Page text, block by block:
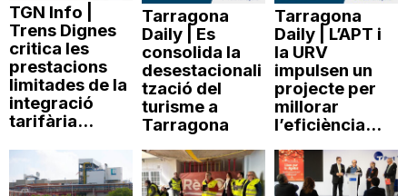
TGN Info |
Trens Dignes
critica les
prestacions
limitades de la
integració
tarifària...
Tarragona
Daily | Es
consolida la
desestacionali
tzació del
turisme a
Tarragona
Tarragona
Daily | L’APT i
la URV
impulsen un
projecte per
millorar
l’eficiència...